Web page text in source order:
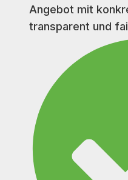
Angebot mit
transparent und